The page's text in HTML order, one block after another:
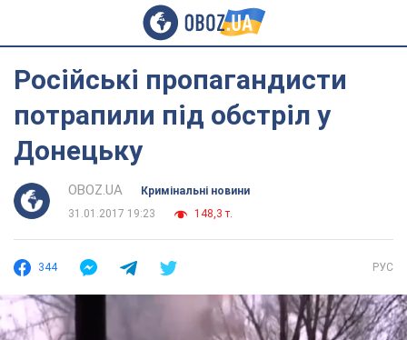
Російські пропагандисти
потрапили під обстріл у
Донецьку
OBOZ.UA
Кримінальні новини
31.01.2017 19:23
148,3 т.
344 РУС